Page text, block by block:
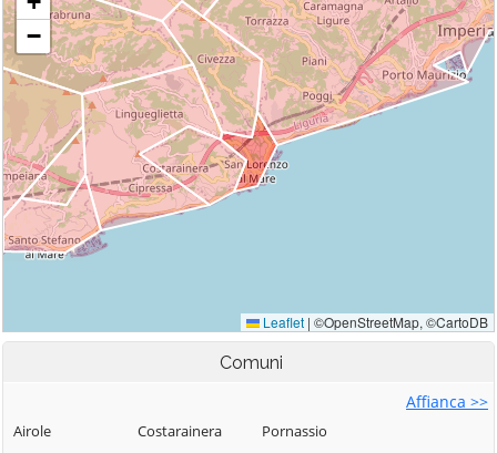
Comuni
Affianca >>
Airole
Costarainera
Pornassio